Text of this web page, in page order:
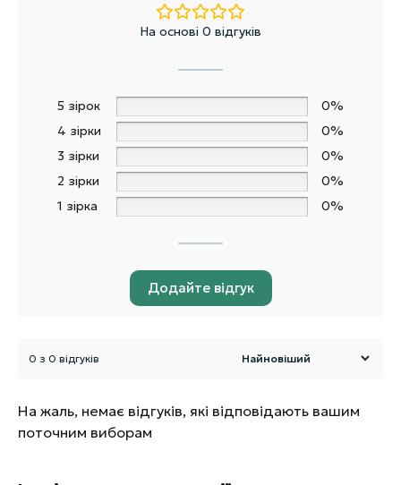
На основі 0 відгуків
5 зірок
0%
4 зірки
0%
3 зірки
0%
2 зірки
0%
1 зірка
0%
Додайте відгук
0 з 0 відгуків
На жаль, немає відгуків, які відповідають вашим
поточним виборам